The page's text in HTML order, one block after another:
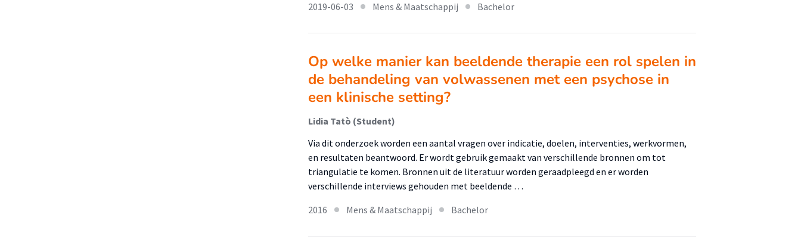
2019-06-03
Mens & Maatschappij Bachelor
Op welke manier kan beeldende therapie een rol spelen in
de behandeling van volwassenen met een psychose in
een klinische setting?
Lidia Tatò (Student)
Via dit onderzoek worden een aantal vragen over indicatie, doelen, interventies, werkvormen,
en resultaten beantwoord. Er wordt gebruik gemaakt van verschillende bronnen om tot
triangulatie te komen. Bronnen uit de literatuur worden geraadpleegd en er worden
verschillende interviews gehouden met beeldende …
2016
Mens & Maatschappij Bachelor